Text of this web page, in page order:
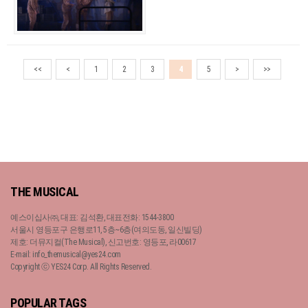
<< < 1 2 3 4 5 > >>
THE MUSICAL
예스이십사㈜, 대표: 김석환, 대표전화: 1544-3800
서울시 영등포구 은행로11, 5층~6층(여의도동, 일신빌딩)
제호: 더뮤지컬(The Musical), 신고번호: 영등포, 라00617
E-mail: info_themusical@yes24.com
Copyright ⓒ YES24 Corp. All Rights Reserved.
POPULAR TAGS